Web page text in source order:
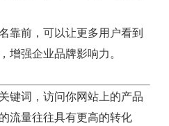
靠前，可以让更多用户看到
增强企业品牌影响力。
键词，访问你网站上的产品
流量往往具有更高的转化